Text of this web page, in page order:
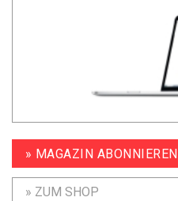
» MAGAZIN ABONNIEREN
» ZUM SHOP